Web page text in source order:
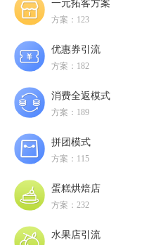
一元拓客方案
方案：123
优惠券引流
方案：182
消费全返模式
方案：189
拼团模式
方案：115
蛋糕烘焙店
方案：232
水果店引流